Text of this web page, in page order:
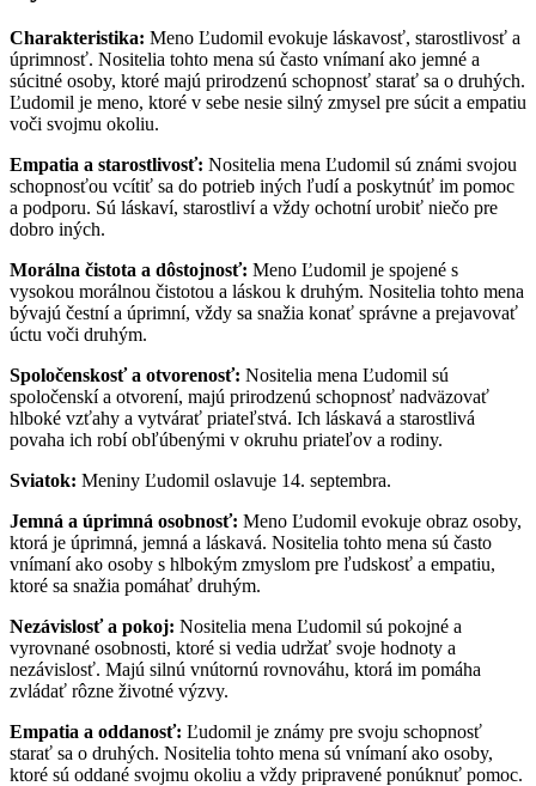
Charakteristika: Meno Ľudomil evokuje láskavosť, starostlivosť a
úprimnosť. Nositelia tohto mena sú často vnímaní ako jemné a
súcitné osoby, ktoré majú prirodzenú schopnosť starať sa o druhých.
Ľudomil je meno, ktoré v sebe nesie silný zmysel pre súcit a empatiu
voči svojmu okoliu.
Empatia a starostlivosť: Nositelia mena Ľudomil sú známi svojou
schopnosťou vcítiť sa do potrieb iných ľudí a poskytnúť im pomoc
a podporu. Sú láskaví, starostliví a vždy ochotní urobiť niečo pre
dobro iných.
Morálna čistota a dôstojnosť: Meno Ľudomil je spojené s
vysokou morálnou čistotou a láskou k druhým. Nositelia tohto mena
bývajú čestní a úprimní, vždy sa snažia konať správne a prejavovať
úctu voči druhým.
Spoločenskosť a otvorenosť: Nositelia mena Ľudomil sú
spoločenskí a otvorení, majú prirodzenú schopnosť nadväzovať
hlboké vzťahy a vytvárať priateľstvá. Ich láskavá a starostlivá
povaha ich robí obľúbenými v okruhu priateľov a rodiny.
Sviatok: Meniny Ľudomil oslavuje 14. septembra.
Jemná a úprimná osobnosť: Meno Ľudomil evokuje obraz osoby,
ktorá je úprimná, jemná a láskavá. Nositelia tohto mena sú často
vnímaní ako osoby s hlbokým zmyslom pre ľudskosť a empatiu,
ktoré sa snažia pomáhať druhým.
Nezávislosť a pokoj: Nositelia mena Ľudomil sú pokojné a
vyrovnané osobnosti, ktoré si vedia udržať svoje hodnoty a
nezávislosť. Majú silnú vnútornú rovnováhu, ktorá im pomáha
zvládať rôzne životné výzvy.
Empatia a oddanosť: Ľudomil je známy pre svoju schopnosť
starať sa o druhých. Nositelia tohto mena sú vnímaní ako osoby,
ktoré sú oddané svojmu okoliu a vždy pripravené ponúknuť pomoc.